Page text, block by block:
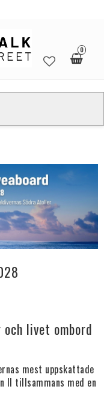
0
livet ombord
mest uppskattade
II tillsammans med en